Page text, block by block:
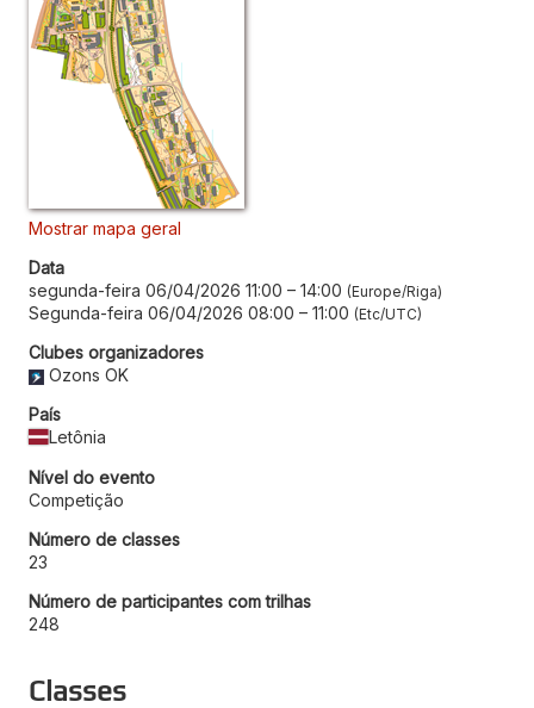
Mostrar mapa geral
Data
segunda-feira 06/04/2026 11:00 – 14:00 Europe/Riga
Segunda-feira 06/04/2026 08:00 – 11:00 Etc/UTC
Clubes organizadores
Ozons OK
País
Letônia
Nível do evento
Competição
Número de classes
23
Número de participantes com trilhas
248
Classes